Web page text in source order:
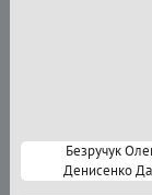
Безручук
Денисенко